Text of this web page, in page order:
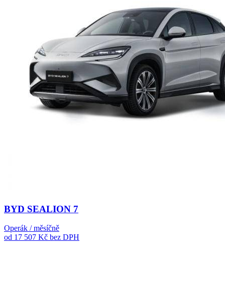
BYD SEALION 7
Operák / měsíčně
od 17 507 Kč bez DPH